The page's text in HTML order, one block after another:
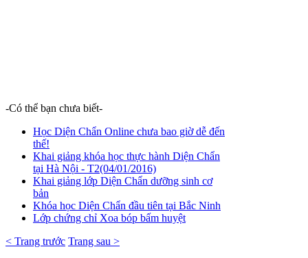
-Có thể bạn chưa biết-
Học Diện Chẩn Online chưa bao giờ dễ đến
thế!
Khai giảng khóa học thực hành Diện Chẩn
tại Hà Nội - T2(04/01/2016)
Khai giảng lớp Diện Chẩn dưỡng sinh cơ
bản
Khóa học Diện Chẩn đầu tiên tại Bắc Ninh
Lớp chứng chỉ Xoa bóp bấm huyệt
< Trang trước Trang sau >